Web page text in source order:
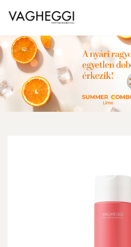
EMOZIONI PLUS LEMOSÓ KRÉM 200 ML